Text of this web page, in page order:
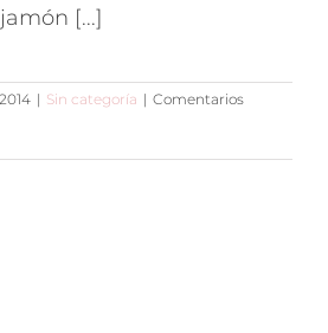
[...]
| Sin categoría | Comentarios